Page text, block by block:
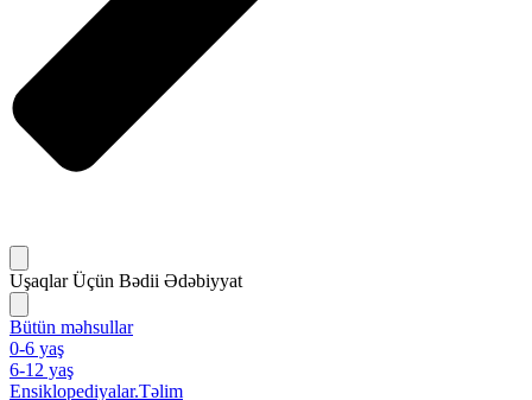
Uşaqlar Üçün Bədii Ədəbiyyat
Bütün məhsullar
0-6 yaş
6-12 yaş
Ensiklopediyalar.Təlim